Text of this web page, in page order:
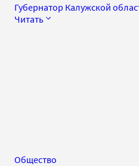
Губернатор Калужской
Читать
Общество